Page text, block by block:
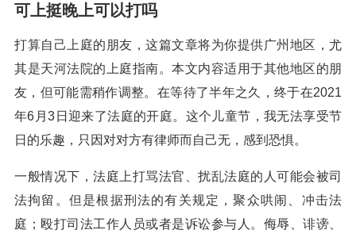
可上挺晚上可以打吗
打算自己上庭的朋友，这篇文章将为你提供广州地区，尤
其是天河法院的上庭指南。本文内容适用于其他地区的朋
友，但可能需稍作调整。在等待了半年之久，终于在2021
年6月3日迎来了法庭的开庭。这个儿童节，我无法享受节
日的乐趣，只因对对方有律师而自己无，感到恐惧。
一般情况下，法庭上打骂法官、扰乱法庭的人可能会被司
法拘留。但是根据刑法的有关规定，聚众哄闹、冲击法
庭；殴打司法工作人员或者是诉讼参与人。侮辱、诽谤、